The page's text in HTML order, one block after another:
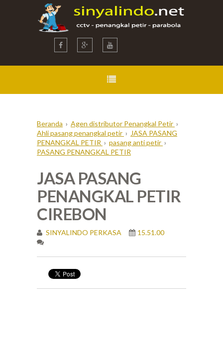
Beranda › Agen distributor Penangkal Petir ›
Ahli pasang penangkal petir › JASA PASANG
PENANGKAL PETIR › pasang anti petir ›
PASANG PENANGKAL PETIR
JASA PASANG
PENANGKAL PETIR
CIREBON
SINYALINDO PERKASA 15.51.00